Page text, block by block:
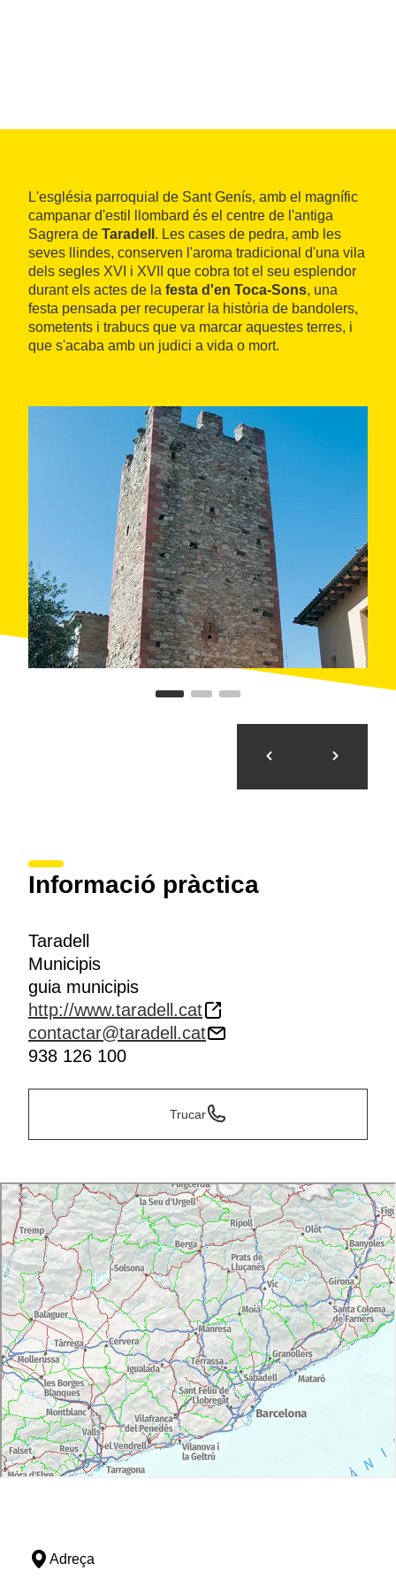
L'església parroquial de Sant Genís, amb el magnífic
campanar d'estil llombard és el centre de l'antiga
Sagrera de Taradell . Les cases de pedra, amb les
seves llindes, conserven l'aroma tradicional d'una vila
dels segles XVI i XVII que cobra tot el seu esplendor
durant els actes de la festa d'en Toca-Sons, una
festa pensada per recuperar la història de bandolers,
sometents i trabucs que va marcar aquestes terres, i
que s'acaba amb un judici a vida o mort.
Informació pràctica
Taradell
Municipis
guia municipis
http://www.taradell.cat
contactar@taradell.cat
938 126 100
Trucar
Adreça